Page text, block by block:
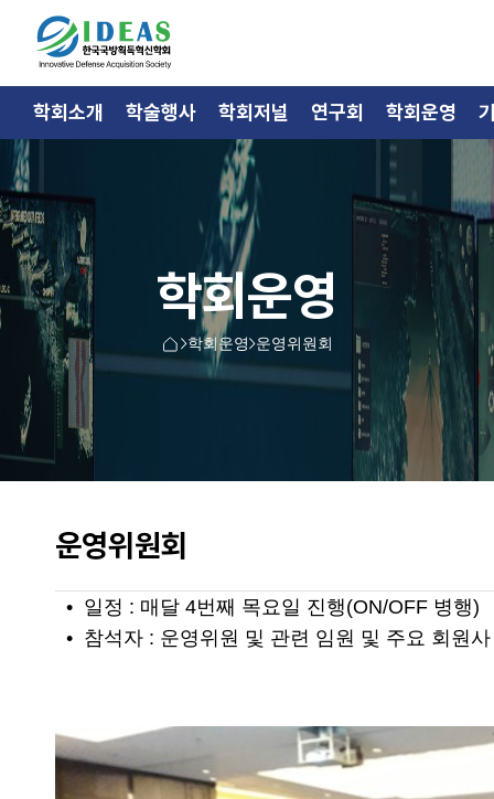
학회운영
학회운영 운영위원회
운영위원회
• 일정 : 매달 4번째 목요일 진행(ON/OFF 병행)
• 참석자 : 운영위원 및 관련 임원 및 주요 회원
학회소개 학술행사 학회저널 연구회 학회운영